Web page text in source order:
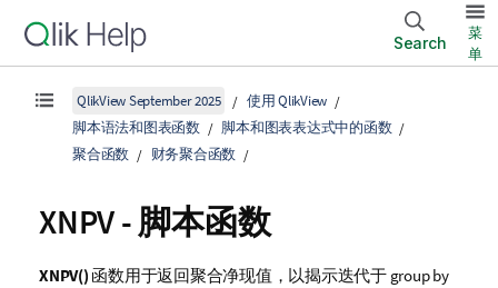
Search
菜
单
QlikView September 2025
使用 QlikView
脚本语法和图表函数
脚本和图表表达式中的函数
聚合函数
财务聚合函数
XNPV - 脚本函数
XNPV() 函数用于返回聚合净现值，以揭示迭代于 group by